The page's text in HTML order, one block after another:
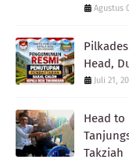
Agustus
Head,
Juli 21,
Head to
Takziah